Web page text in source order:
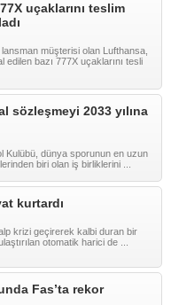
uçaklarını teslim
lansman müşterisi olan Lufthansa,
edilen bazı 777X uçaklarını tesli
sözleşmeyi 2033 yılına
Kulübü, dünya sporunun en uzun
biri olan iş birliklerini ...
kurtardı
krizi geçirerek kalbi duran bir
otomatik harici de ...
Fas’ta rekor